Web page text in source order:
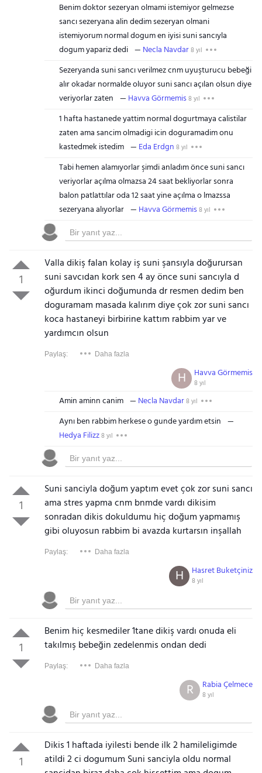
Benim doktor sezeryan olmami istemiyor gelmezse
sancı sezeryana alin dedim sezeryan olmani
istemiyorum normal dogum en iyisi suni sancıyla
dogum yapariz dedi
Necla Navdar8 yıl
Sezeryanda suni sancı verilmez cnm uyuşturucu bebeği
alır okadar normalde oluyor suni sancı açılan olsun diye
veriyorlar zaten
Havva Görmemis8 yıl
1 hafta hastanede yattim normal dogurtmaya calistilar
zaten ama sancim olmadigi icin doguramadim onu
kastedmek istedim
Eda Erdgn 8 yıl
Tabi hemen alamıyorlar şimdi anladım önce suni sancı
veriyorlar açılma olmazsa 24 saat bekliyorlar sonra
balon patlattılar oda 12 saat yine açılma o lmazssa
sezeryana alıyorlar
Havva Görmemis8 yıl
1
Valla dikiş falan kolay iş suni şansıyla doğurursan
suni savcıdan kork sen 4 ay önce suni sancıyla d
oğurdum ikinci doğumunda dr resmen dedim ben
doguramam masada kalırım diye çok zor suni sancı
koca hastaneyi birbirine kattım rabbim yar ve
yardımcın olsun
Paylaş: Daha fazla
Havva Görmemis
8 yıl
H
Amin aminn canim Necla Navdar8 yıl
Aynı ben rabbim herkese o gunde yardım etsin
Hedya Filizz8 yıl
1
Suni sanciyla doğum yaptım evet çok zor suni sancı
ama stres yapma cnm bnmde vardı dikisim
sonradan dikis dokuldumu hiç doğum yapmamış
gibi oluyosun rabbim bi avazda kurtarsın inşallah
Paylaş: Daha fazla
Hasret Buketçiniz
8 yıl
H
1
Benim hiç kesmediler 1tane dikiş vardı onuda eli
takılmış bebeğin zedelenmis ondan dedi
Paylaş: Daha fazla
Rabia Çelmece
8 yıl
R
1
Dikis 1 haftada iyilesti bende ilk 2 hamileligimde
atildi 2 ci dogumum Suni sanciyla oldu normal